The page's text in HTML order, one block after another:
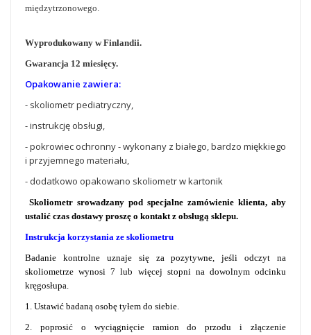
międzytrzonowego.
Wyprodukowany w Finlandii.
Gwarancja 12 miesięcy.
Opakowanie zawiera:
- skoliometr pediatryczny,
- instrukcję obsługi,
- pokrowiec ochronny - wykonany z białego, bardzo miękkiego
i przyjemnego materiału,
- dodatkowo opakowano skoliometr w kartonik
Skoliometr srowadzany pod specjalne zamówienie klienta, aby
ustalić czas dostawy proszę o kontakt z obsługą sklepu.
Instrukcja korzystania ze skoliometru
Badanie kontrolne uznaje się za pozytywne, jeśli odczyt na
skoliometrze wynosi 7 lub więcej stopni na dowolnym odcinku
kręgosłupa.
1. Ustawić badaną osobę tyłem do siebie.
2. poprosić o wyciągnięcie ramion do przodu i złączenie